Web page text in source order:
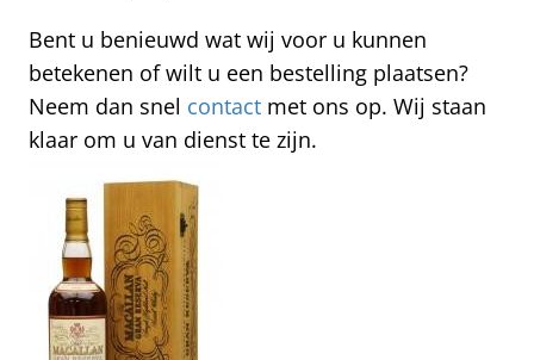
Bent u benieuwd wat wij voor u kunnen
betekenen of wilt u een bestelling plaatsen?
Neem dan snel contact met ons op. Wij staan
klaar om u van dienst te zijn.